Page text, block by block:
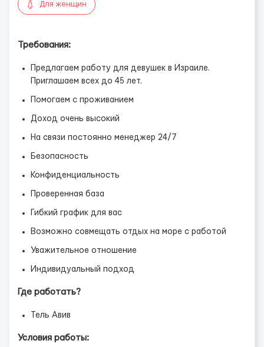
Для женщин
Требования:
Предлагаем работу для девушек в Израиле.
Приглашаем всех до 45 лет.
Помогаем с проживанием
Доход очень высокий
На связи постоянно менеджер 24/7
Безопасность
Конфиденциальность
Проверенная база
Гибкий график для вас
Возможно совмещать отдых на море с работой
Уважительное отношение
Индивидуальный подход
Где работать?
Тель Авив
Условия работы: